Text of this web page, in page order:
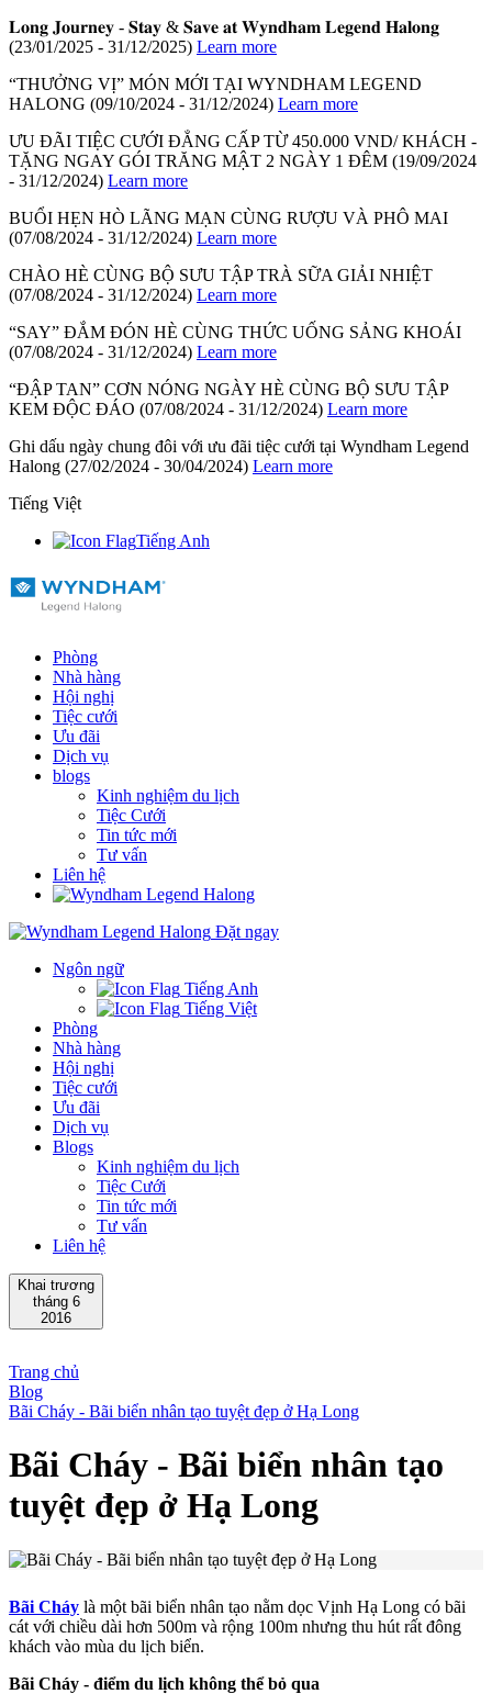
𝐋𝐨𝐧𝐠 𝐉𝐨𝐮𝐫𝐧𝐞𝐲 - 𝐒𝐭𝐚𝐲 & 𝐒𝐚𝐯𝐞 𝐚𝐭 𝐖𝐲𝐧𝐝𝐡𝐚𝐦 𝐋𝐞𝐠𝐞𝐧𝐝 𝐇𝐚𝐥𝐨𝐧𝐠
(23/01/2025 - 31/12/2025) Learn more
“THƯỞNG VỊ” MÓN MỚI TẠI WYNDHAM LEGEND
HALONG (09/10/2024 - 31/12/2024) Learn more
ƯU ĐÃI TIỆC CƯỚI ĐẲNG CẤP TỪ 450.000 VND/ KHÁCH -
TẶNG NGAY GÓI TRĂNG MẬT 2 NGÀY 1 ĐÊM (19/09/2024
- 31/12/2024) Learn more
BUỔI HẸN HÒ LÃNG MẠN CÙNG RƯỢU VÀ PHÔ MAI
(07/08/2024 - 31/12/2024) Learn more
CHÀO HÈ CÙNG BỘ SƯU TẬP TRÀ SỮA GIẢI NHIỆT
(07/08/2024 - 31/12/2024) Learn more
“SAY” ĐẮM ĐÓN HÈ CÙNG THỨC UỐNG SẢNG KHOÁI
(07/08/2024 - 31/12/2024) Learn more
“ĐẬP TAN” CƠN NÓNG NGÀY HÈ CÙNG BỘ SƯU TẬP
KEM ĐỘC ĐÁO (07/08/2024 - 31/12/2024) Learn more
Ghi dấu ngày chung đôi với ưu đãi tiệc cưới tại Wyndham Legend
Halong (27/02/2024 - 30/04/2024) Learn more
Tiếng Việt
Tiếng Anh
Phòng
Nhà hàng
Hội nghị
Tiệc cưới
Ưu đãi
Dịch vụ
blogs
Kinh nghiệm du lịch
Tiệc Cưới
Tin tức mới
Tư vấn
Liên hệ
Đặt ngay
Ngôn ngữ
Tiếng Anh
Tiếng Việt
Phòng
Nhà hàng
Hội nghị
Tiệc cưới
Ưu đãi
Dịch vụ
Blogs
Kinh nghiệm du lịch
Tiệc Cưới
Tin tức mới
Tư vấn
Liên hệ
Khai trương
tháng 6
2016
Trang chủ
Blog
Bãi Cháy - Bãi biển nhân tạo tuyệt đẹp ở Hạ Long
Bãi Cháy - Bãi biển nhân tạo
tuyệt đẹp ở Hạ Long
Bãi Cháy là một bãi biển nhân tạo nằm dọc Vịnh Hạ Long có bãi
cát với chiều dài hơn 500m và rộng 100m nhưng thu hút rất đông
khách vào mùa du lịch biển.
Bãi Cháy - điểm du lịch không thể bỏ qua